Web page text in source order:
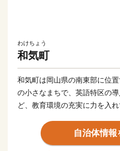
わけちょう
和気町
和気町は岡山県の南東部に位
の小さなまちで、英語特区の
ど、教育環境の充実に力を入れ
少なさ、山・川に恵まれたお
道路などの恵まれた交通アク
自治体情報